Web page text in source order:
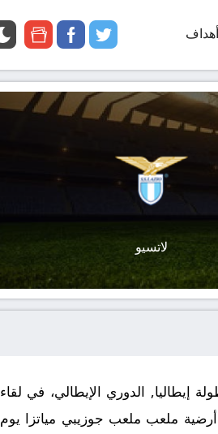
twitter
facebook
google
لاتسيو
إيطاليا, الدوري الإيطالي، في لقاء
أرضية ملعب ملعب جوزيبي مياتزا يوم